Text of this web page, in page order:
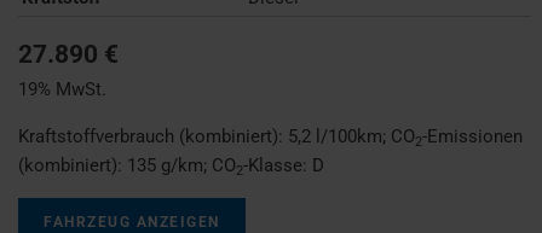
27.890 €
19% MwSt.
Kraftstoffverbrauch (kombiniert): 5,2 l/100km; CO2-Emissionen
(kombiniert): 135 g/km; CO2-Klasse: D
FAHRZEUG ANZEIGEN